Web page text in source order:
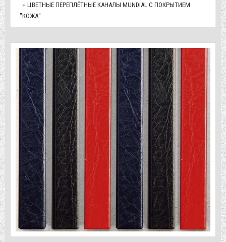
ЦВЕТНЫЕ ПЕРЕПЛЁТНЫЕ КАНАЛЫ MUNDIAL С ПОКРЫТИЕМ
"КОЖА"